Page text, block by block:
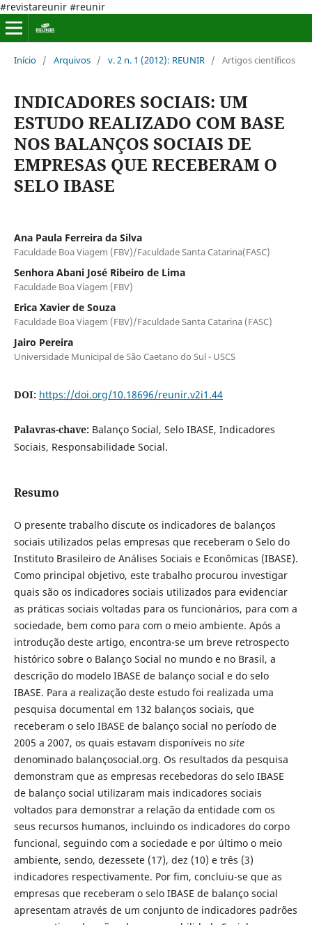
#revistareunir #reunir
Início / Arquivos / v. 2 n. 1 (2012): REUNIR / Artigos científicos
INDICADORES SOCIAIS: UM
ESTUDO REALIZADO COM BASE
NOS BALANÇOS SOCIAIS DE
EMPRESAS QUE RECEBERAM O
SELO IBASE
Ana Paula Ferreira da Silva
Faculdade Boa Viagem (FBV)/Faculdade Santa Catarina(FASC)
Senhora Abani José Ribeiro de Lima
Faculdade Boa Viagem (FBV)
Erica Xavier de Souza
Faculdade Boa Viagem (FBV)/Faculdade Santa Catarina (FASC)
Jairo Pereira
Universidade Municipal de São Caetano do Sul - USCS
DOI: https://doi.org/10.18696/reunir.v2i1.44
Palavras-chave: Balanço Social, Selo IBASE, Indicadores
Sociais, Responsabilidade Social.
Resumo
O presente trabalho discute os indicadores de balanços
sociais utilizados pelas empresas que receberam o Selo do
Instituto Brasileiro de Análises Sociais e Econômicas (IBASE).
Como principal objetivo, este trabalho procurou investigar
quais são os indicadores sociais utilizados para evidenciar
as práticas sociais voltadas para os funcionários, para com a
sociedade, bem como para com o meio ambiente. Após a
introdução deste artigo, encontra-se um breve retrospecto
histórico sobre o Balanço Social no mundo e no Brasil, a
descrição do modelo IBASE de balanço social e do selo
IBASE. Para a realização deste estudo foi realizada uma
pesquisa documental em 132 balanços sociais, que
receberam o selo IBASE de balanço social no período de
2005 a 2007, os quais estavam disponíveis no site
denominado balançosocial.org. Os resultados da pesquisa
demonstram que as empresas recebedoras do selo IBASE
de balanço social utilizaram mais indicadores sociais
voltados para demonstrar a relação da entidade com os
seus recursos humanos, incluindo os indicadores do corpo
funcional, seguindo com a sociedade e por último o meio
ambiente, sendo, dezessete (17), dez (10) e três (3)
indicadores respectivamente. Por fim, concluiu-se que as
empresas que receberam o selo IBASE de balanço social
apresentam através de um conjunto de indicadores padrões